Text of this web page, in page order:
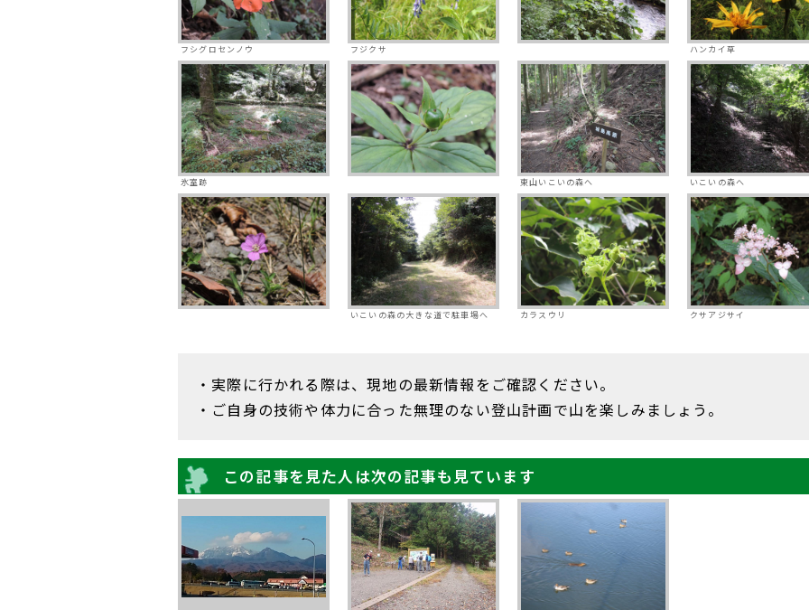
フシグロセンノウ フジクサ ハンカイ草
氷室跡 東山いこいの森へ いこいの森へ
いこいの森の大きな道で駐車場へ カラスウリ クサアジサイ
・実際に行かれる際は、現地の最新情報をご確認ください。
・ご自身の技術や体力に合った無理のない登山計画で山を楽しみましょう。
この記事を見た人は次の記事も見ています